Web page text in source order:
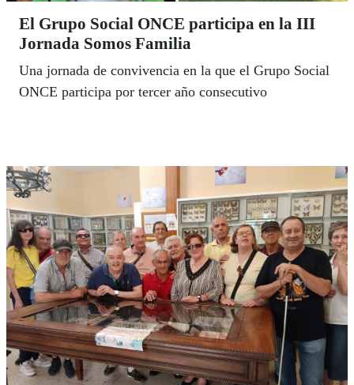
El Grupo Social ONCE participa en la III
Jornada Somos Familia
Una jornada de convivencia en la que el Grupo Social
ONCE participa por tercer año consecutivo